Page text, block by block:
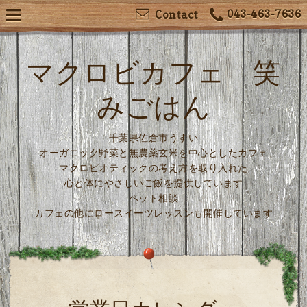
043-463-7636
Contact
マクロビカフェ 笑
みごはん
千葉県佐倉市うすい
オーガニック野菜と無農薬玄米を中心としたカフェ
マクロビオティックの考え方を取り入れた
心と体にやさしいご飯を提供しています
ペット相談
カフェの他にロースイーツレッスンも開催しています